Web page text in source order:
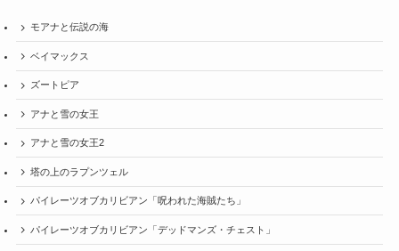
モアナと伝説の海
ベイマックス
ズートピア
アナと雪の女王
アナと雪の女王2
塔の上のラプンツェル
パイレーツオブカリビアン「呪われた海賊たち」
パイレーツオブカリビアン「デッドマンズ・チェスト」